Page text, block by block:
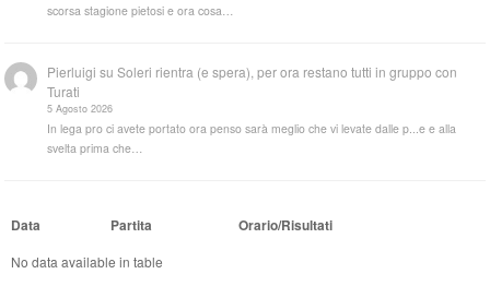
scorsa stagione pietosi e ora cosa…
Pierluigi suSoleri rientra (e spera), per ora restano tutti in gruppo con
Turati
5 Agosto 2026
In lega pro ci avete portato ora penso sarà meglio che vi levate dalle p...e e alla
svelta prima che…
Data Partita Orario/Risultati
No data available in table